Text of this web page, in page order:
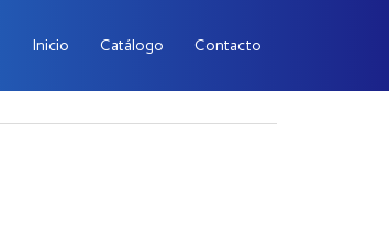
Inicio Catálogo Contacto